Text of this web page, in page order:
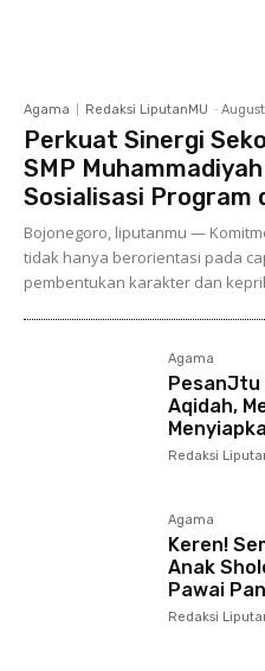
Agama Redaksi LiputanMU -
Perkuat Sinergi
SMP
Sosialisasi Program
Bojonegoro, liputanmu —
tidak hanya berorientasi pada
pembentukan karakter dan
Agama
PesanJtu
Aqidah,
Redaksi
Agama
Keren!
Anak
Pawai
Redaksi